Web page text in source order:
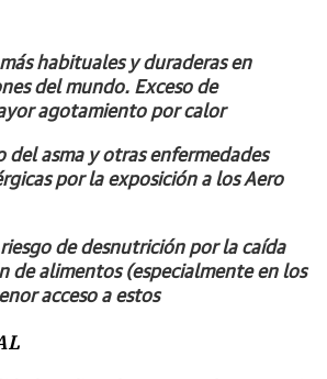
habituales y duraderas en
del mundo. Exceso de
agotamiento por calor
del asma y otras enfermedades
por la exposición a los Aero
de desnutrición por la caída
de alimentos (especialmente en los
acceso a estos